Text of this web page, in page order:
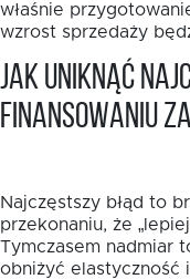
właśnie
wzrost sprzedaży
Jak uniknąć
finansowaniu
Najczęstszy błąd to
przekonaniu, że
Tymczasem nadmiar
obniżyć elastyczność